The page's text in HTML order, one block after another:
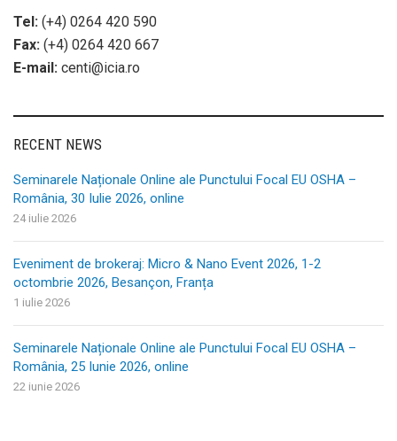
Tel: (+4) 0264 420 590
Fax: (+4) 0264 420 667
E-mail: centi@icia.ro
RECENT NEWS
Seminarele Naționale Online ale Punctului Focal EU OSHA –
România, 30 Iulie 2026, online
24 iulie 2026
Eveniment de brokeraj: Micro & Nano Event 2026, 1-2
octombrie 2026, Besançon, Franța
1 iulie 2026
Seminarele Naționale Online ale Punctului Focal EU OSHA –
România, 25 Iunie 2026, online
22 iunie 2026